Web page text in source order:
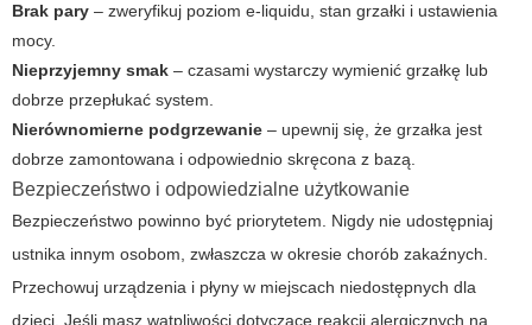
Brak pary – zweryfikuj poziom e-liquidu, stan grzałki i ustawienia
mocy.
Nieprzyjemny smak – czasami wystarczy wymienić grzałkę lub
dobrze przepłukać system.
Nierównomierne podgrzewanie – upewnij się, że grzałka jest
dobrze zamontowana i odpowiednio skręcona z bazą.
Bezpieczeństwo i odpowiedzialne użytkowanie
Bezpieczeństwo powinno być priorytetem. Nigdy nie udostępniaj
ustnika innym osobom, zwłaszcza w okresie chorób zakaźnych.
Przechowuj urządzenia i płyny w miejscach niedostępnych dla
dzieci. Jeśli masz wątpliwości dotyczące reakcji alergicznych na